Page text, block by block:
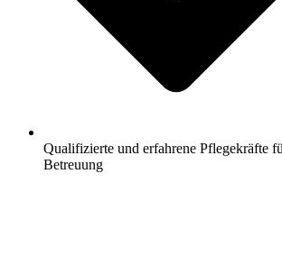
Qualifizierte und erfahrene Pflegekräfte
Betreuung